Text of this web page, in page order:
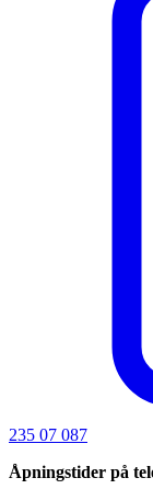
235 07 087
Åpningstider på